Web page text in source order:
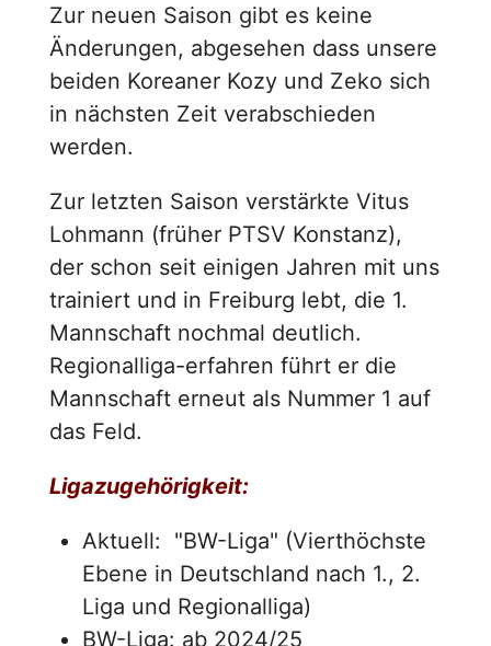
Zur neuen Saison gibt es keine
Änderungen, abgesehen dass unsere
beiden Koreaner Kozy und Zeko sich
in nächsten Zeit verabschieden
werden.
Zur letzten Saison verstärkte Vitus
Lohmann (früher PTSV Konstanz),
der schon seit einigen Jahren mit uns
trainiert und in Freiburg lebt, die 1.
Mannschaft nochmal deutlich.
Regionalliga-erfahren führt er die
Mannschaft erneut als Nummer 1 auf
das Feld.
Ligazugehörigkeit:
Aktuell: "BW-Liga" (Vierthöchste
Ebene in Deutschland nach 1., 2.
Liga und Regionalliga)
BW-Liga: ab 2024/25